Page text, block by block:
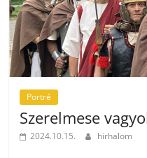
Portré
Szerelmese
2024.10.15. hirhalom